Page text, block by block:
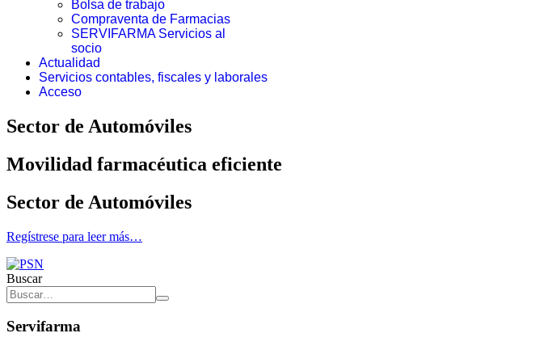
Bolsa de trabajo
Compraventa de Farmacias
SERVIFARMA Servicios al
socio
Actualidad
Servicios contables, fiscales y laborales
Acceso
Sector de Automóviles
Movilidad farmacéutica eficiente
Sector de Automóviles
Regístrese para leer más…
Buscar
Servifarma